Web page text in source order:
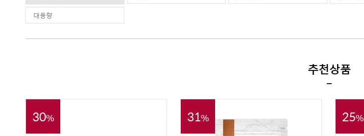
대용량
추천상품
30% 31% 25%